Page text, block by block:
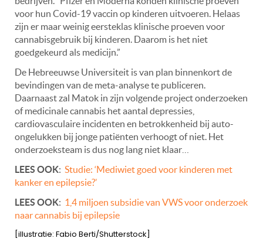
voor hun Covid-19 vaccin op kinderen uitvoeren. Helaas
zijn er maar weinig eersteklas klinische proeven voor
cannabisgebruik bij kinderen. Daarom is het niet
goedgekeurd als medicijn.”
De Hebreeuwse Universiteit is van plan binnenkort de
bevindingen van de meta-analyse te publiceren.
Daarnaast zal Matok in zijn volgende project onderzoeken
of medicinale cannabis het aantal depressies,
cardiovasculaire incidenten en betrokkenheid bij auto-
ongelukken bij jonge patiënten verhoogt of niet. Het
onderzoeksteam is dus nog lang niet klaar…
LEES OOK: Studie: ‘Mediwiet goed voor kinderen met
kanker en epilepsie?’
LEES OOK: 1,4 miljoen subsidie van VWS voor onderzoek
naar cannabis bij epilepsie
[illustratie: Fabio Berti/Shutterstock]